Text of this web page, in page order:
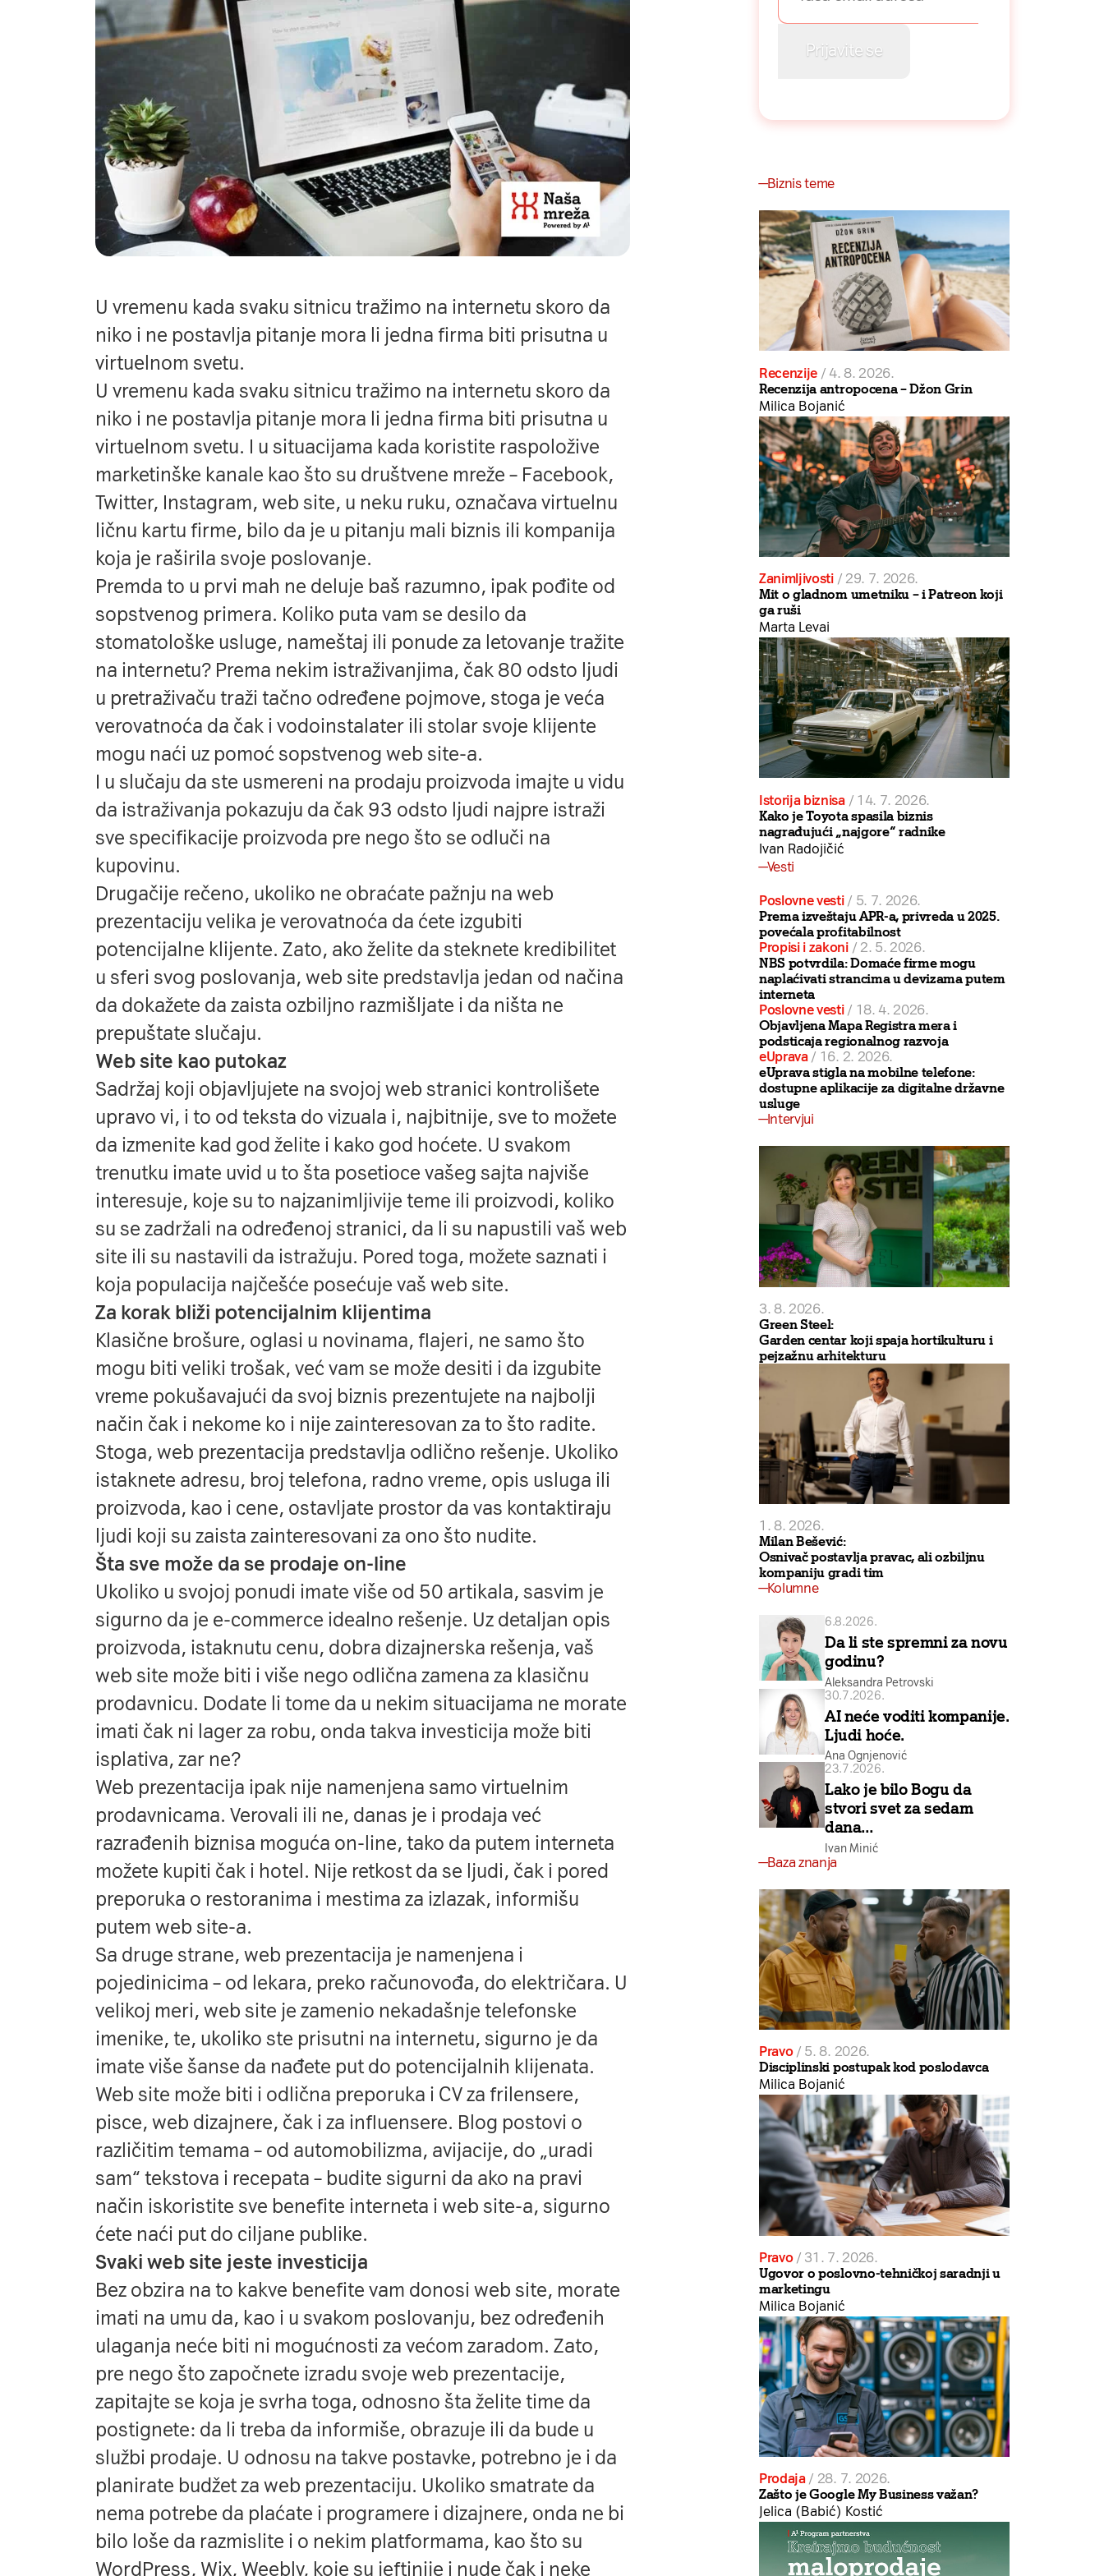
U vremenu kada svaku sitnicu tražimo na internetu skoro da
niko i ne postavlja pitanje mora li jedna firma biti prisutna u
virtuelnom svetu.
U vremenu kada svaku sitnicu tražimo na internetu skoro da
niko i ne postavlja pitanje mora li jedna firma biti prisutna u
virtuelnom svetu. I u situacijama kada koristite raspoložive
marketinške kanale kao što su društvene mreže – Facebook,
Twitter, Instagram, web site, u neku ruku, označava virtuelnu
ličnu kartu firme, bilo da je u pitanju mali biznis ili kompanija
koja je raširila svoje poslovanje.
Premda to u prvi mah ne deluje baš razumno, ipak pođite od
sopstvenog primera. Koliko puta vam se desilo da
stomatološke usluge, nameštaj ili ponude za letovanje tražite
na internetu? Prema nekim istraživanjima, čak 80 odsto ljudi
u pretraživaču traži tačno određene pojmove, stoga je veća
verovatnoća da čak i vodoinstalater ili stolar svoje klijente
mogu naći uz pomoć sopstvenog web site-a.
I u slučaju da ste usmereni na prodaju proizvoda imajte u vidu
da istraživanja pokazuju da čak 93 odsto ljudi najpre istraži
sve specifikacije proizvoda pre nego što se odluči na
kupovinu.
Drugačije rečeno, ukoliko ne obraćate pažnju na web
prezentaciju velika je verovatnoća da ćete izgubiti
potencijalne klijente. Zato, ako želite da steknete kredibilitet
u sferi svog poslovanja, web site predstavlja jedan od načina
da dokažete da zaista ozbiljno razmišljate i da ništa ne
prepuštate slučaju.
Web site kao putokaz
Sadržaj koji objavljujete na svojoj web stranici kontrolišete
upravo vi, i to od teksta do vizuala i, najbitnije, sve to možete
da izmenite kad god želite i kako god hoćete. U svakom
trenutku imate uvid u to šta posetioce vašeg sajta najviše
interesuje, koje su to najzanimljivije teme ili proizvodi, koliko
su se zadržali na određenoj stranici, da li su napustili vaš web
site ili su nastavili da istražuju. Pored toga, možete saznati i
koja populacija najčešće posećuje vaš web site.
Za korak bliži potencijalnim klijentima
Klasične brošure, oglasi u novinama, flajeri, ne samo što
mogu biti veliki trošak, već vam se može desiti i da izgubite
vreme pokušavajući da svoj biznis prezentujete na najbolji
način čak i nekome ko i nije zainteresovan za to što radite.
Stoga, web prezentacija predstavlja odlično rešenje. Ukoliko
istaknete adresu, broj telefona, radno vreme, opis usluga ili
proizvoda, kao i cene, ostavljate prostor da vas kontaktiraju
ljudi koji su zaista zainteresovani za ono što nudite.
Šta sve može da se prodaje on-line
Ukoliko u svojoj ponudi imate više od 50 artikala, sasvim je
sigurno da je e-commerce idealno rešenje. Uz detaljan opis
proizvoda, istaknutu cenu, dobra dizajnerska rešenja, vaš
web site može biti i više nego odlična zamena za klasičnu
prodavnicu. Dodate li tome da u nekim situacijama ne morate
imati čak ni lager za robu, onda takva investicija može biti
isplativa, zar ne?
Web prezentacija ipak nije namenjena samo virtuelnim
prodavnicama. Verovali ili ne, danas je i prodaja već
razrađenih biznisa moguća on-line, tako da putem interneta
možete kupiti čak i hotel. Nije retkost da se ljudi, čak i pored
preporuka o restoranima i mestima za izlazak, informišu
putem web site-a.
Sa druge strane, web prezentacija je namenjena i
pojedinicima – od lekara, preko računovođa, do električara. U
velikoj meri, web site je zamenio nekadašnje telefonske
imenike, te, ukoliko ste prisutni na internetu, sigurno je da
imate više šanse da nađete put do potencijalnih klijenata.
Web site može biti i odlična preporuka i CV za frilensere,
pisce, web dizajnere, čak i za influensere. Blog postovi o
različitim temama – od automobilizma, avijacije, do „uradi
sam“ tekstova i recepata – budite sigurni da ako na pravi
način iskoristite sve benefite interneta i web site-a, sigurno
ćete naći put do ciljane publike.
Svaki web site jeste investicija
Bez obzira na to kakve benefite vam donosi web site, morate
imati na umu da, kao i u svakom poslovanju, bez određenih
ulaganja neće biti ni mogućnosti za većom zaradom. Zato,
pre nego što započnete izradu svoje web prezentacije,
zapitajte se koja je svrha toga, odnosno šta želite time da
postignete: da li treba da informiše, obrazuje ili da bude u
službi prodaje. U odnosu na takve postavke, potrebno je i da
planirate budžet za web prezentaciju. Ukoliko smatrate da
nema potrebe da plaćate i programere i dizajnere, onda ne bi
bilo loše da razmislite i o nekim platformama, kao što su
WordPress, Wix, Weebly, koje su jeftinije i nude čak i neke
Biznis teme
Recenzije / 4. 8. 2026.
Recenzija antropocena – Džon Grin
Milica Bojanić
Zanimljivosti / 29. 7. 2026.
Mit o gladnom umetniku – i Patreon koji
ga ruši
Marta Levai
Istorija biznisa / 14. 7. 2026.
Kako je Toyota spasila biznis
nagrađujući „najgore“ radnike
Ivan Radojičić
Vesti
Poslovne vesti / 5. 7. 2026.
Prema izveštaju APR-a, privreda u 2025.
povećala profitabilnost
Propisi i zakoni / 2. 5. 2026.
NBS potvrdila: Domaće firme mogu
naplaćivati strancima u devizama putem
interneta
Poslovne vesti / 18. 4. 2026.
Objavljena Mapa Registra mera i
podsticaja regionalnog razvoja
eUprava / 16. 2. 2026.
eUprava stigla na mobilne telefone:
dostupne aplikacije za digitalne državne
usluge
Intervjui
3. 8. 2026.
Green Steel:
Garden centar koji spaja hortikulturu i
pejzažnu arhitekturu
1. 8. 2026.
Milan Bešević:
Osnivač postavlja pravac, ali ozbiljnu
kompaniju gradi tim
Kolumne
6.8.2026.
Da li ste spremni za novu
godinu?
Aleksandra Petrovski
30.7.2026.
AI neće voditi kompanije.
Ljudi hoće.
Ana Ognjenović
23.7.2026.
Lako je bilo Bogu da
stvori svet za sedam
dana…
Ivan Minić
Baza znanja
Pravo / 5. 8. 2026.
Disciplinski postupak kod poslodavca
Milica Bojanić
Pravo / 31. 7. 2026.
Ugovor o poslovno-tehničkoj saradnji u
marketingu
Milica Bojanić
Prodaja / 28. 7. 2026.
Zašto je Google My Business važan?
Jelica (Babić) Kostić